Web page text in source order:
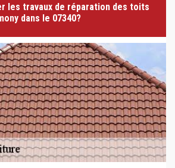
les travaux de réparation des toits
dans le 07340?